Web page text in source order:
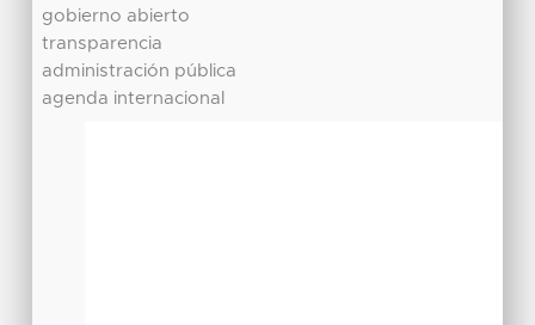
gobierno abierto
transparencia
administración pública
agenda internacional